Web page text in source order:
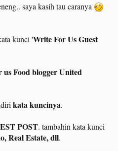
saya kasih tau caranya
kunci 'Write For UsGuest
us Food blogger United
kata kuncinya.
POST. tambahin kata kunci
Real Estate, dll.